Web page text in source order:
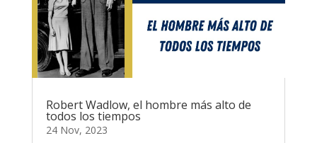
Robert Wadlow, el hombre más alto de
todos los tiempos
24 Nov, 2023